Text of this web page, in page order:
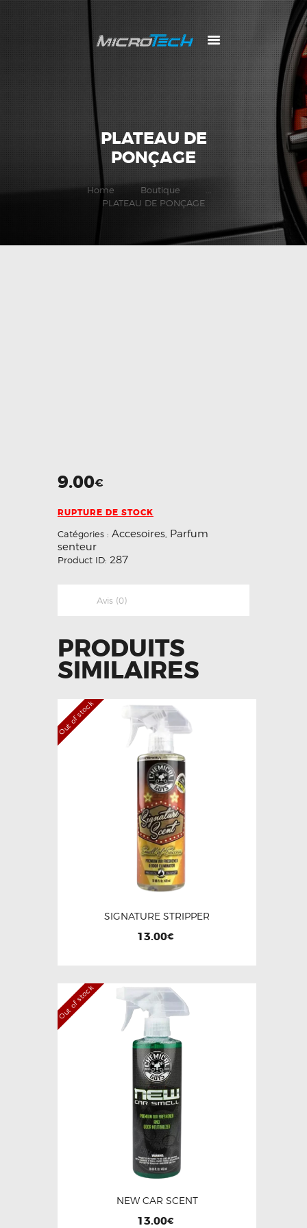
PLATEAU DE
PONÇAGE
Home Boutique
PLATEAU DE PONÇAGE
9.00€
RUPTURE DE STOCK
Catégories : Accesoires Parfum
senteur
Product ID: 287
Avis (0)
PRODUITS
SIMILAIRES
Out of stock
SIGNATURE STRIPPER
13.00€
Out of stock
NEW CAR SCENT
13.00€